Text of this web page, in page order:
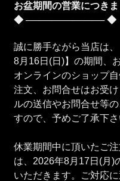
お盆期間の営業につき
◆ ──────────── ◆
誠に勝手ながら当店は
8月16日(日)】の期間、
オンラインのショップ
注文、お問合せはお受
ルの送信やお問合せ等
すので、予めご了承下さ
休業期間中に頂いたご
は、2026年8月17日(月)
いただきます。ご対応